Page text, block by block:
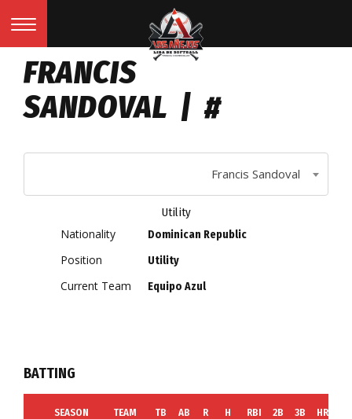
FRANCIS
SANDOVAL | #
Francis Sandoval
Utility
Nationality Dominican Republic
Position Utility
Current Team Equipo Azul
BATTING
SEASON TEAM TB AB R H RBI 2B 3B HR